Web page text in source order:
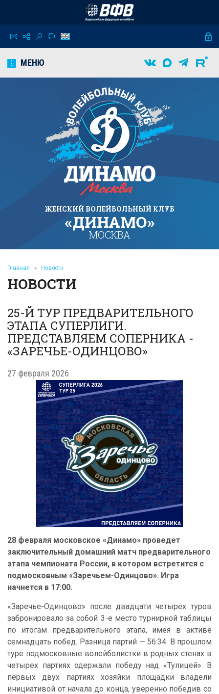
МЕНЮ
ЖЕНСКИЙ ВОЛЕЙБОЛЬНЫЙ КЛУБ
«ДИНАМО»
МОСКВА
Главная » Новости
НОВОСТИ
25-Й ТУР ПРЕДВАРИТЕЛЬНОГО
ЭТАПА СУПЕРЛИГИ.
ПРЕДСТАВЛЯЕМ СОПЕРНИКА -
«ЗАРЕЧЬЕ-ОДИНЦОВО»
27 февраля 2026
28 февраля московское «Динамо» проведет
заключительный домашний матч предварительного
этапа чемпионата России, в котором встретится с
подмосковным «Заречьем-Одинцово». Игра
начнется в 17:00.
«Заречье-Одинцово» после двадцати четырех туров
забронировало за собой 3-е место турнирной таблицы
по итогам предварительного этапа, имея в активе
семнадцать побед. Разница партий — 56:34. В прошлом
туре подмосковные волейболистки в родных стенах в
четырех партиях одержали победу над «Тулицей». В
первых двух партиях хозяйки площадки владели
инициативой от начала до конца, уверенно победив со